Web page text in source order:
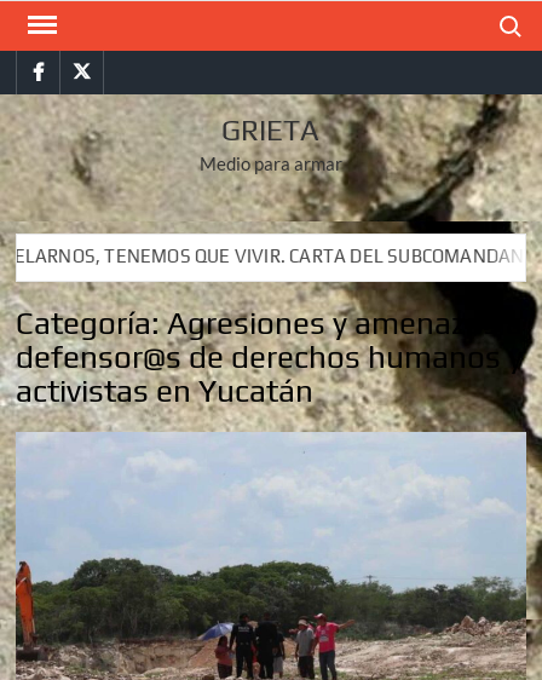
Saltar
contenidoFacebookTwitter
GRIETA
Medio para armar
DEL SUBCOMANDANTE INSURGENTE MOISÉS A LUIS DE
DEL SUBCOMANDANTE INSURGENTE MOISÉS A LUIS DE
Categoría:Agresiones y amenazas a
defensor@s de derechos humanos y
activistas en Yucatán